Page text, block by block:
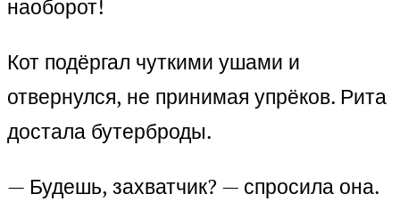
наоборот!
Кот подёргал чуткими ушами и
отвернулся, не принимая упрёков. Рита
достала бутерброды.
— Будешь, захватчик? — спросила она.